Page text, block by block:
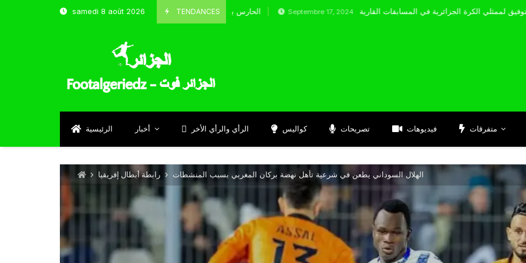
samedi 8 août 2026 TENDANCES
الحارس بوحلفاية يتحدث عن طموحاته مع المنتخب و شباب قسنطينة Septembre 17, 2024
الرئيسية أخبار الرأي والرأي الأخر كواليس تصريحات فيديوهات متفرقات
رابطة أبطال إفريقيا الهلال السوداني يطعن في شرعية تأهل نهضة بركان المغربي بسبب المنشطات